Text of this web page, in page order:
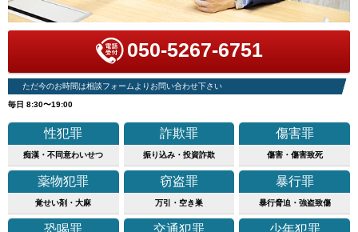
050-5267-6751
ただ今のお時間は相談フォームよりお問い合わせ下さい
毎日 8:30〜19:00
性犯罪
痴漢・不同意わいせつ
詐欺罪
振り込み・投資詐欺
傷害罪
傷害・傷害致死
薬物犯罪
覚せい剤・大麻
窃盗罪
万引・空き巣
暴行罪
暴行脅迫・強盗致傷
恐喝罪 交通犯罪 少年犯罪